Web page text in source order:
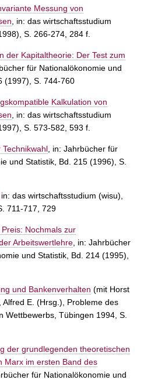
Messung von
, in: das wirtschaftsstudium
S. 266-274, 284 f.
der Kapitaltheorie: Der Test zum
für Nationalökonomie und
(1997), S. 744-760
Kalkulation von
, in: das wirtschaftsstudium
S. 573-582, 593 f.
, in: Jahrbücher für
und Statistik, Bd. 215 (1996), S.
, in: das wirtschaftsstudium (wisu),
711-717, 729
Nochmals zur
Arbeitswertlehre , in: Jahrbücher
und Statistik, Bd. 214 (1995),
und Bankenverhalten (mit Horst
Alfred E. (Hrsg.), Probleme des
Wettbewerbs, Tübingen 1994, S.
der grundlegenden theoretischen
Marx im ersten Band des
für Nationalökonomie und